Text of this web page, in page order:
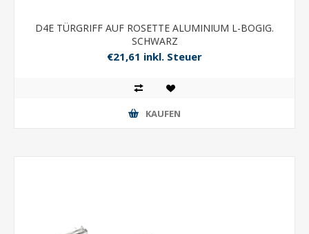
D4E TÜRGRIFF AUF ROSETTE ALUMINIUM L-BOGIG.
SCHWARZ
€21,61 inkl. Steuer
KAUFEN